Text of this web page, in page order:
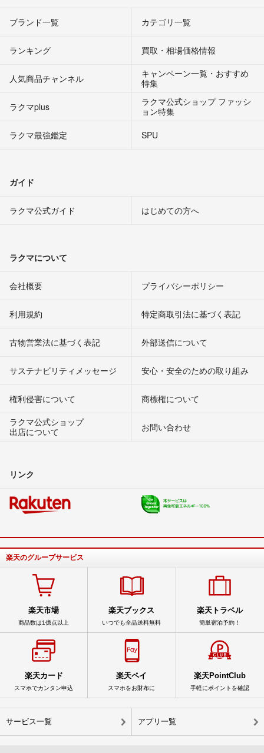
ブランド一覧 カテゴリ一覧
ランキング 買取・相場価格情報
人気商品チャンネル
キャンペーン一覧・おすすめ
特集
ラクマplus
ラクマ公式ショップ ファッシ
ョン特集
ラクマ最強鑑定
SPU
ガイド
ラクマ公式ガイド はじめての方へ
ラクマについて
会社概要 プライバシーポリシー
利用規約 特定商取引法に基づく表記
古物営業法に基づく表記 外部送信について
サステナビリティメッセージ 安心・安全のための取り組み
権利侵害について
商標権について
ラクマ公式ショップ
出店について
お問い合わせ
リンク
楽天のグループサービス
楽天市場
商品数は1億点以上
楽天ブックス
いつでも全品送料無料
楽天トラベル
簡単宿泊予約！
楽天カード
スマホでカンタン申込
楽天ペイ
スマホをお財布に
楽天PointClub
手軽にポイントを確認
サービス一覧 アプリ一覧